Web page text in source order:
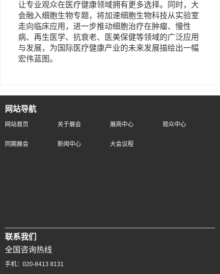
让专业观众在医疗健康领域拥有更多选择。同时，大
会融入细胞生物专题，将加速细胞生物科技从实验室
走向临床应用，进一步推动细胞治疗在肿瘤、慢性
病、再生医学、抗衰老、医美保健等领域的广泛应用
与发展，为国际医疗健康产业的未来发展描绘出一幅
宏伟蓝图。
网站导航
网站首页 关于展会 展商中心 观众中心
同期展会 新闻中心 大会议程
联系我们
全国咨询热线
手机：020-8413 8131